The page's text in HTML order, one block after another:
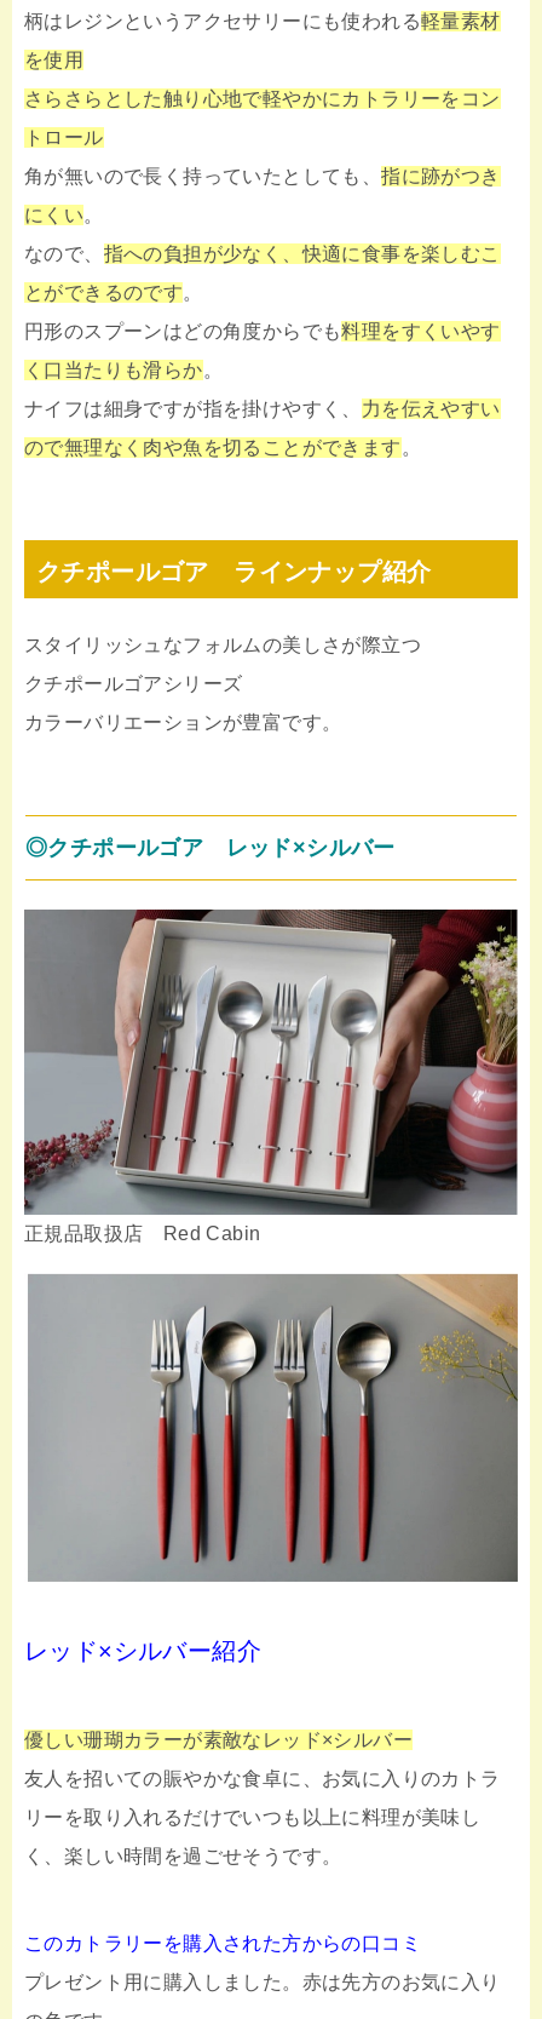
柄はレジンというアクセサリーにも使われる軽量素材
を使用
さらさらとした触り心地で軽やかにカトラリーをコン
トロール
角が無いので長く持っていたとしても、指に跡がつき
にくい。
なので、 指への負担が少なく、快適に食事を楽しむこ
とができるのです。
円形のスプーンはどの角度からでも料理をすくいやす
く口当たりも滑らか。
ナイフは細身ですが指を掛けやすく、 力を伝えやすい
ので無理なく肉や魚を切ることができます 。
クチポールゴア ラインナップ紹介
スタイリッシュなフォルムの美しさが際立つ
クチポールゴアシリーズ
カラーバリエーションが豊富です。
◎クチポールゴア レッド×シルバー
正規品取扱店 Red Cabin
レッド×シルバー紹介
優しい珊瑚カラーが素敵なレッド×シルバー
友人を招いての賑やかな食卓に、お気に入りのカトラ
リーを取り入れるだけでいつも以上に料理が美味し
く、楽しい時間を過ごせそうです。
このカトラリーを購入された方からの口コミ
プレゼント用に購入しました。赤は先方のお気に入り